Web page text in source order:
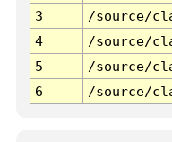
3
/source/
4
/source/
5
/source/
6
/source/